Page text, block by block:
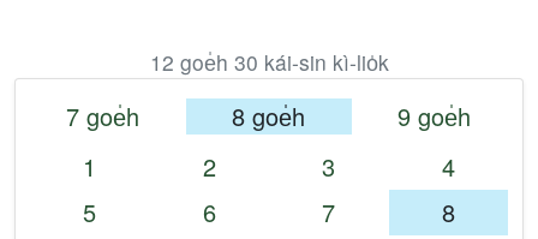
12 goe̍h 30 kái-sin kì-lio̍k
7 goe̍h 8 goe̍h
9 goe̍h
1
2 3
4
5
6 7
8